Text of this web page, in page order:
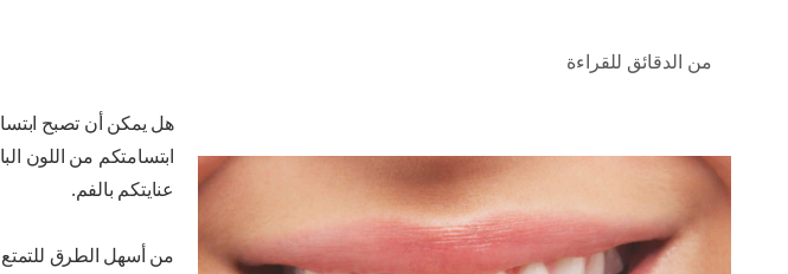
من الدقائق للقراءة
هل يمكن أن تصبح
ابتسامتكم من اللون
عنايتكم بالفم.
من أسهل الطرق للتمتع